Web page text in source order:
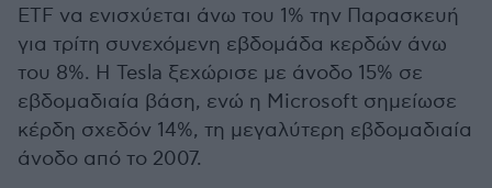
ETF να ενισχύεται άνω του 1% την Παρασκευή
για τρίτη συνεχόμενη εβδομάδα κερδών άνω
του 8%. Η Tesla ξεχώρισε με άνοδο 15% σε
εβδομαδιαία βάση, ενώ η Microsoft σημείωσε
κέρδη σχεδόν 14%, τη μεγαλύτερη εβδομαδιαία
άνοδο από το 2007.